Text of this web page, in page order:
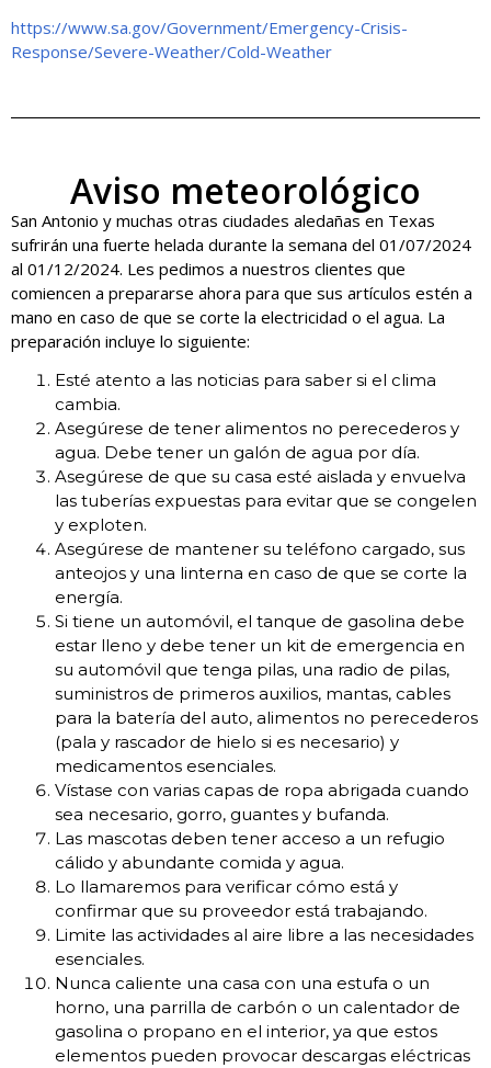
https://www.sa.gov/Government/Emergency-Crisis-
Response/Severe-Weather/Cold-Weather
Aviso meteorológico
San Antonio y muchas otras ciudades aledañas en Texas
sufrirán una fuerte helada durante la semana del 01/07/2024
al 01/12/2024. Les pedimos a nuestros clientes que
comiencen a prepararse ahora para que sus artículos estén a
mano en caso de que se corte la electricidad o el agua. La
preparación incluye lo siguiente:
Esté atento a las noticias para saber si el clima
cambia.
Asegúrese de tener alimentos no perecederos y
agua. Debe tener un galón de agua por día.
Asegúrese de que su casa esté aislada y envuelva
las tuberías expuestas para evitar que se congelen
y exploten.
Asegúrese de mantener su teléfono cargado, sus
anteojos y una linterna en caso de que se corte la
energía.
Si tiene un automóvil, el tanque de gasolina debe
estar lleno y debe tener un kit de emergencia en
su automóvil que tenga pilas, una radio de pilas,
suministros de primeros auxilios, mantas, cables
para la batería del auto, alimentos no perecederos
(pala y rascador de hielo si es necesario) y
medicamentos esenciales.
Vístase con varias capas de ropa abrigada cuando
sea necesario, gorro, guantes y bufanda.
Las mascotas deben tener acceso a un refugio
cálido y abundante comida y agua.
Lo llamaremos para verificar cómo está y
confirmar que su proveedor está trabajando.
Limite las actividades al aire libre a las necesidades
esenciales.
Nunca caliente una casa con una estufa o un
horno, una parrilla de carbón o un calentador de
gasolina o propano en el interior, ya que estos
elementos pueden provocar descargas eléctricas